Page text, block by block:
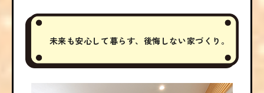
未来も安心して暮らす、後悔しない家づくり。